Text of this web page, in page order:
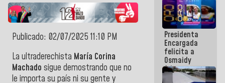
Publicado: 02/07/2025 11:10 PM
La ultraderechista María Corina
Machado sigue demostrando que no
le importa su país ni su gente y
económica y
ejecución de
fondos de
emergencia
post-sismos
Presidenta
Encargada
felicita a
Osmaidy
Arias y
Giraly